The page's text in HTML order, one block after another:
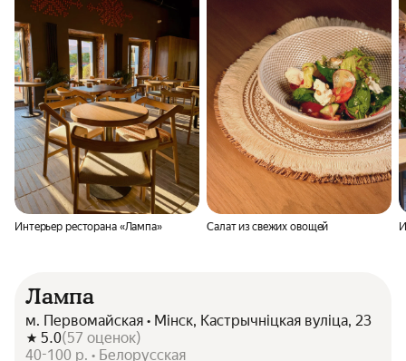
Интерьер ресторана «Лампа» Салат из свежих овощей
Лампа
м. Первомайская • Мінск, Кастрычніцкая вуліца, 23
5.0(57 оценок)
40-100 р. • Белорусская